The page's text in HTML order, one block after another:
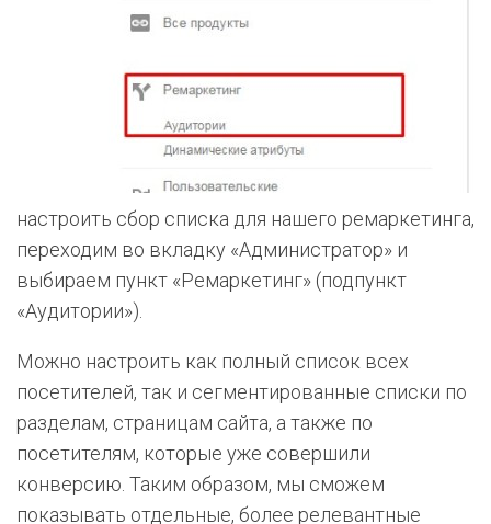
настроить сбор списка для нашего ремаркетинга,
переходим во вкладку «Администратор» и
выбираем пункт «Ремаркетинг» (подпункт
«Аудитории»).
Можно настроить как полный список всех
посетителей, так и сегментированные списки по
разделам, страницам сайта, а также по
посетителям, которые уже совершили
конверсию. Таким образом, мы сможем
показывать отдельные, более релевантные